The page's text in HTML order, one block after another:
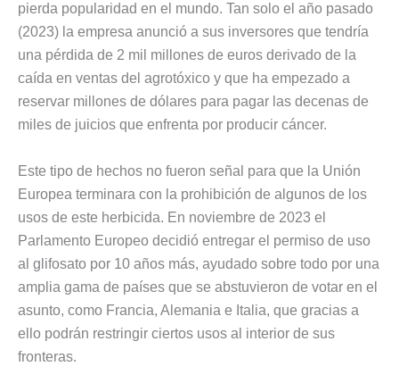
pierda popularidad en el mundo. Tan solo el año pasado
(2023) la empresa anunció a sus inversores que tendría
una pérdida de 2 mil millones de euros derivado de la
caída en ventas del agrotóxico y que ha empezado a
reservar millones de dólares para pagar las decenas de
miles de juicios que enfrenta por producir cáncer.
Este tipo de hechos no fueron señal para que la Unión
Europea terminara con la prohibición de algunos de los
usos de este herbicida. En noviembre de 2023 el
Parlamento Europeo decidió entregar el permiso de uso
al glifosato por 10 años más, ayudado sobre todo por una
amplia gama de países que se abstuvieron de votar en el
asunto, como Francia, Alemania e Italia, que gracias a
ello podrán restringir ciertos usos al interior de sus
fronteras.